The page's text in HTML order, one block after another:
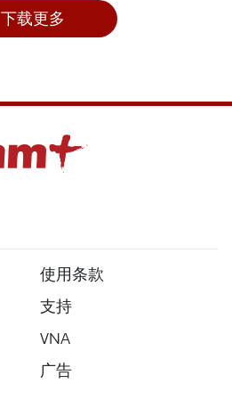
下载更多
使用条款
支持
VNA
广告